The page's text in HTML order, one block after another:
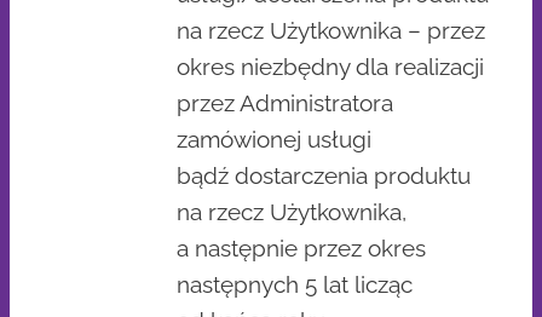
na rzecz Użytkownika – przez
okres niezbędny dla realizacji
przez Administratora
zamówionej usługi
bądź dostarczenia produktu
na rzecz Użytkownika,
a następnie przez okres
następnych 5 lat licząc